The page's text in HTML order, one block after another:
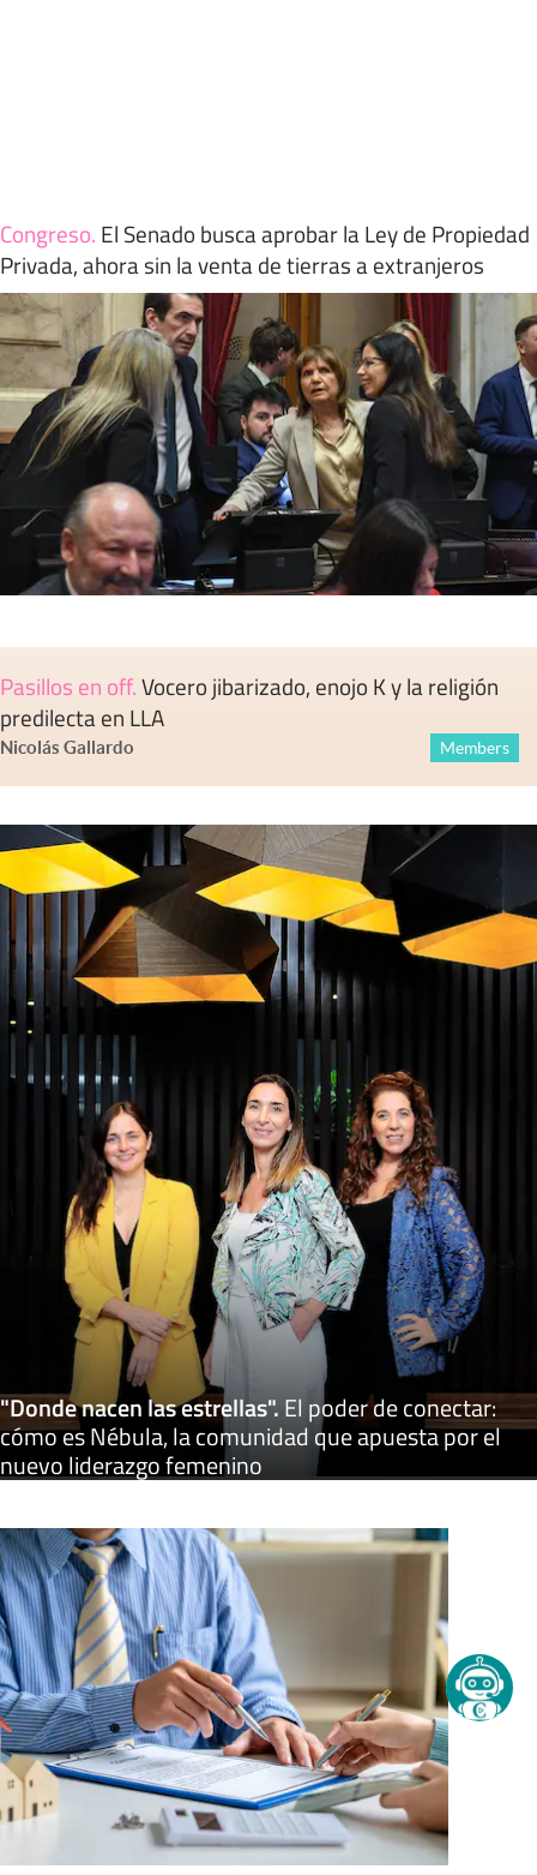
Congreso. El Senado busca aprobar la Ley de Propiedad
Privada, ahora sin la venta de tierras a extranjeros
Pasillos en off.Vocero jibarizado, enojo K y la religión
predilecta en LLA
Nicolás Gallardo Members
"Donde nacen las estrellas".El poder de conectar:
cómo es Nébula, la comunidad que apuesta por el
nuevo liderazgo femenino